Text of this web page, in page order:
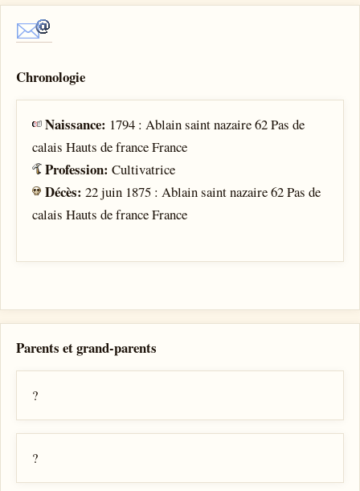
Chronologie
Naissance: 1794 : Ablain saint nazaire 62 Pas de
calais Hauts de france France
Profession:Cultivatrice
Décès:22 juin 1875 : Ablain saint nazaire 62 Pas de
calais Hauts de france France
Parents et grand-parents
?
?